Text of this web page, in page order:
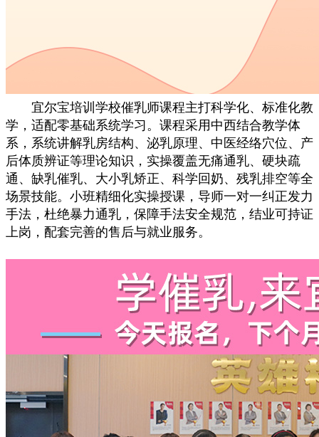
宜尔宝培训学校催乳师课程主打科学化、标准化教
学，适配零基础系统学习。课程采用中西结合教学体
系，系统讲解乳房结构、泌乳原理、中医经络穴位、产
后体质辨证等理论知识，实操覆盖无痛通乳、硬块疏
通、缺乳催乳、大小乳矫正、科学回奶、残乳排空等全
场景技能。小班精细化实操授课，导师一对一纠正发力
手法，杜绝暴力通乳，保障手法安全规范，结业可持证
上岗，配套完善的售后与就业服务。